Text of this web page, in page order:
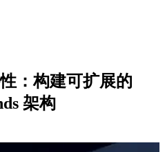
：构建可扩展的
架构